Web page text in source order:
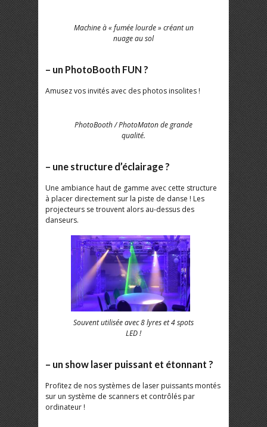
Machine à « fumée lourde » créant un
nuage au sol
– un PhotoBooth FUN ?
Amusez vos invités avec des photos insolites !
PhotoBooth / PhotoMaton de grande
qualité.
– une structure d’éclairage ?
Une ambiance haut de gamme avec cette structure
à placer directement sur la piste de danse ! Les
projecteurs se trouvent alors au-dessus des
danseurs.
Souvent utilisée avec 8 lyres et 4 spots
LED !
– un show laser puissant et étonnant ?
Profitez de nos systèmes de laser puissants montés
sur un système de scanners et contrôlés par
ordinateur !